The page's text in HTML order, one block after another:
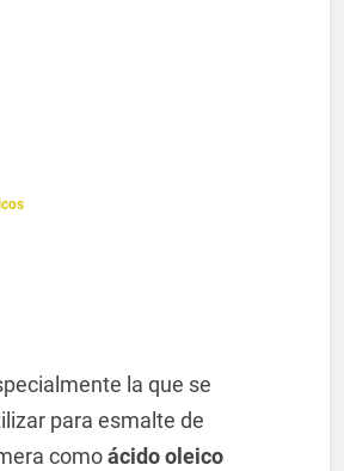
la que se
para esmalte de
comoácido oleico